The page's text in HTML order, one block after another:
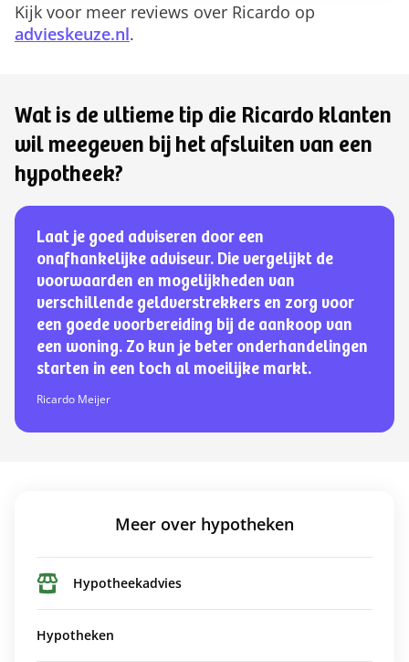
Kijk voor meer reviews over Ricardo op
advieskeuze.nl.
Wat is de ultieme tip die Ricardo klanten
wil meegeven bij het afsluiten van een
hypotheek?
Laat je goed adviseren door een
onafhankelijke adviseur. Die vergelijkt de
voorwaarden en mogelijkheden van
verschillende geldverstrekkers en zorg voor
een goede voorbereiding bij de aankoop van
een woning. Zo kun je beter onderhandelingen
starten in een toch al moeilijke markt.
Ricardo Meijer
Meer over hypotheken
Hypotheekadvies
Hypotheken